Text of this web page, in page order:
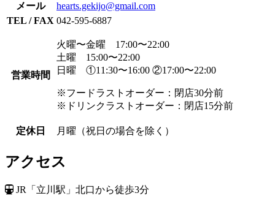
メール
hearts.gekijo@gmail.com
TEL / FAX 042-595-6887
営業時間
火曜〜金曜 17:00〜22:00
土曜 15:00〜22:00
日曜 ①11:30〜16:00 ②17:00〜22:00
※フードラストオーダー：閉店30分前
※ドリンクラストオーダー：閉店15分前
定休日 月曜（祝日の場合を除く）
アクセス
JR「立川駅」北口から徒歩3分